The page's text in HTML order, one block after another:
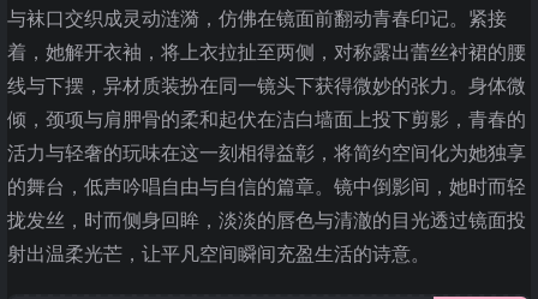
与袜口交织成灵动涟漪，仿佛在镜面前翻动青春印记。紧接
着，她解开衣袖，将上衣拉扯至两侧，对称露出蕾丝衬裙的腰
线与下摆，异材质装扮在同一镜头下获得微妙的张力。身体微
倾，颈项与肩胛骨的柔和起伏在洁白墙面上投下剪影，青春的
活力与轻奢的玩味在这一刻相得益彰，将简约空间化为她独享
的舞台，低声吟唱自由与自信的篇章。镜中倒影间，她时而轻
拢发丝，时而侧身回眸，淡淡的唇色与清澈的目光透过镜面投
射出温柔光芒，让平凡空间瞬间充盈生活的诗意。